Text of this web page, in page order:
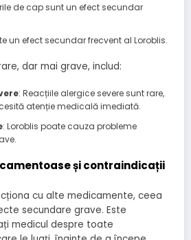
de cap sunt un efect secundar
un efect secundar frecvent al Loroblis.
dar mai grave, includ:
: Reacțiile alergice severe sunt rare,
atenție medicală imediată.
: Loroblis poate cauza probleme
și contraindicații
cu alte medicamente, ceea
secundare grave. Este
medicul despre toate